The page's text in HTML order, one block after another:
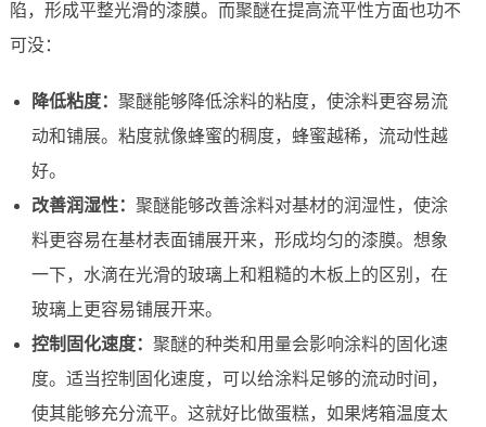
陷，形成平整光滑的漆膜。而聚醚在提高流平性方面也功不
可没：
降低粘度： 聚醚能够降低涂料的粘度，使涂料更容易流
动和铺展。粘度就像蜂蜜的稠度，蜂蜜越稀，流动性越
好。
改善润湿性： 聚醚能够改善涂料对基材的润湿性，使涂
料更容易在基材表面铺展开来，形成均匀的漆膜。想象
一下，水滴在光滑的玻璃上和粗糙的木板上的区别，在
玻璃上更容易铺展开来。
控制固化速度： 聚醚的种类和用量会影响涂料的固化速
度。适当控制固化速度，可以给涂料足够的流动时间，
使其能够充分流平。这就好比做蛋糕，如果烤箱温度太